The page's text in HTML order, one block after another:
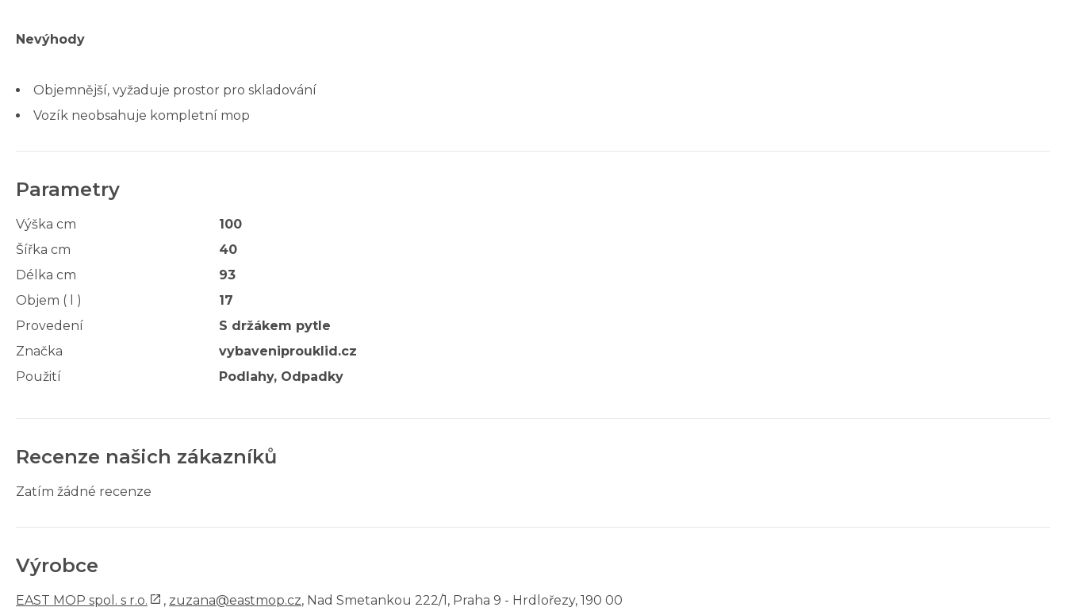
Nevýhody
Objemnější, vyžaduje prostor pro skladování
Vozík neobsahuje kompletní mop
Parametry
Výška cm
100
Šířka cm
40
Délka cm
93
Objem ( l )
17
Provedení
S držákem pytle
Značka
vybaveniprouklid.cz
Použití
Podlahy, Odpadky
Recenze našich zákazníků
Zatím žádné recenze
Výrobce
EAST MOP spol. s r.o. , zuzana@eastmop.cz, Nad Smetankou 222/1, Praha 9 - Hrdlořezy, 190 00